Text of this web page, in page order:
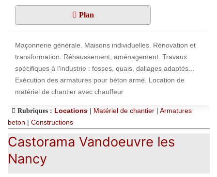
Plan
Maçonnerie générale. Maisons individuelles. Rénovation et
transformation. Réhaussement, aménagement. Travaux
spécifiques à l'industrie : fosses, quais, dallages adaptés...
Exécution des armatures pour béton armé. Location de
matériel de chantier avec chauffeur
Rubriques : Locations | Matériel de chantier | Armatures
beton | Constructions
Castorama Vandoeuvre les
Nancy